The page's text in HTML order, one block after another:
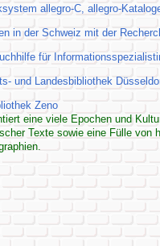
allegro-C, allegro-
in der Schweiz mit der
für
und Landesbibliothek
Zeno
eine viele Epochen und
Texte sowie eine Fülle von